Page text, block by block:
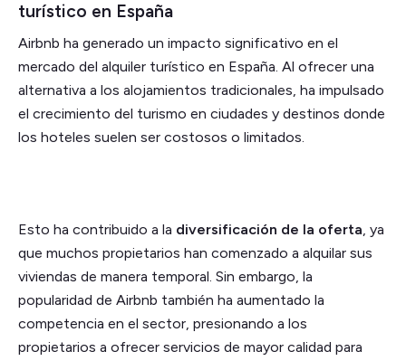
turístico en España
Airbnb ha generado un impacto significativo en el
mercado del alquiler turístico en España. Al ofrecer una
alternativa a los alojamientos tradicionales, ha impulsado
el crecimiento del turismo en ciudades y destinos donde
los hoteles suelen ser costosos o limitados.
Esto ha contribuido a la diversificación de la oferta, ya
que muchos propietarios han comenzado a alquilar sus
viviendas de manera temporal. Sin embargo, la
popularidad de Airbnb también ha aumentado la
competencia en el sector, presionando a los
propietarios a ofrecer servicios de mayor calidad para